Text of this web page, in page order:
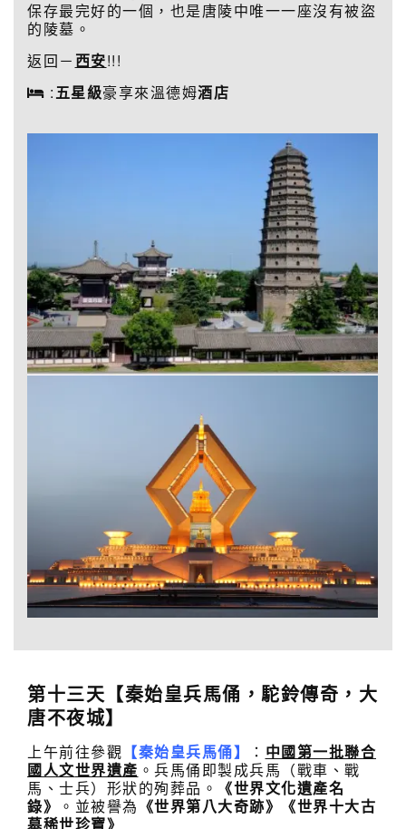
保存最完好的一個，也是唐陵中唯一一座沒有被盜
的陵墓。
返回－ 西安!!!
:五星級豪享來溫德姆酒店
第十三天【秦始皇兵馬俑，駝鈴傳奇，大
唐不夜城】
上午前往參觀 【秦始皇兵馬俑】 ： 中國第一批聯合
國人文世界遺產 。兵馬俑即製成兵馬（戰車、戰
馬、士兵）形狀的殉葬品。
《世界文化遺產名
錄》
。並被譽為 《世界第八大奇跡》
《世界十大古
墓稀世珍寶》